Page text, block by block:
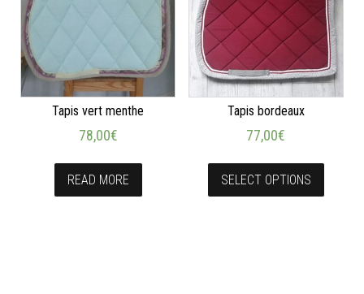
Tapis vert menthe
78,00€
READ MORE
Tapis bordeaux
77,00€
SELECT OPTIONS